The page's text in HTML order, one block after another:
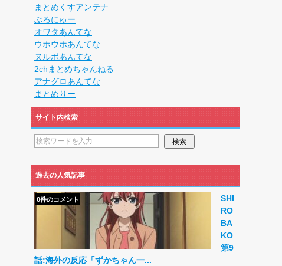
まとめくすアンテナ
ぶろにゅー
オワタあんてな
ウホウホあんてな
ヌルポあんてな
2chまとめちゃんねる
アナグロあんてな
まとめりー
サイト内検索
過去の人気記事
SHI
RO
BA
KO
第9
話:海外の反応「ずかちゃん一...
0件のコメント